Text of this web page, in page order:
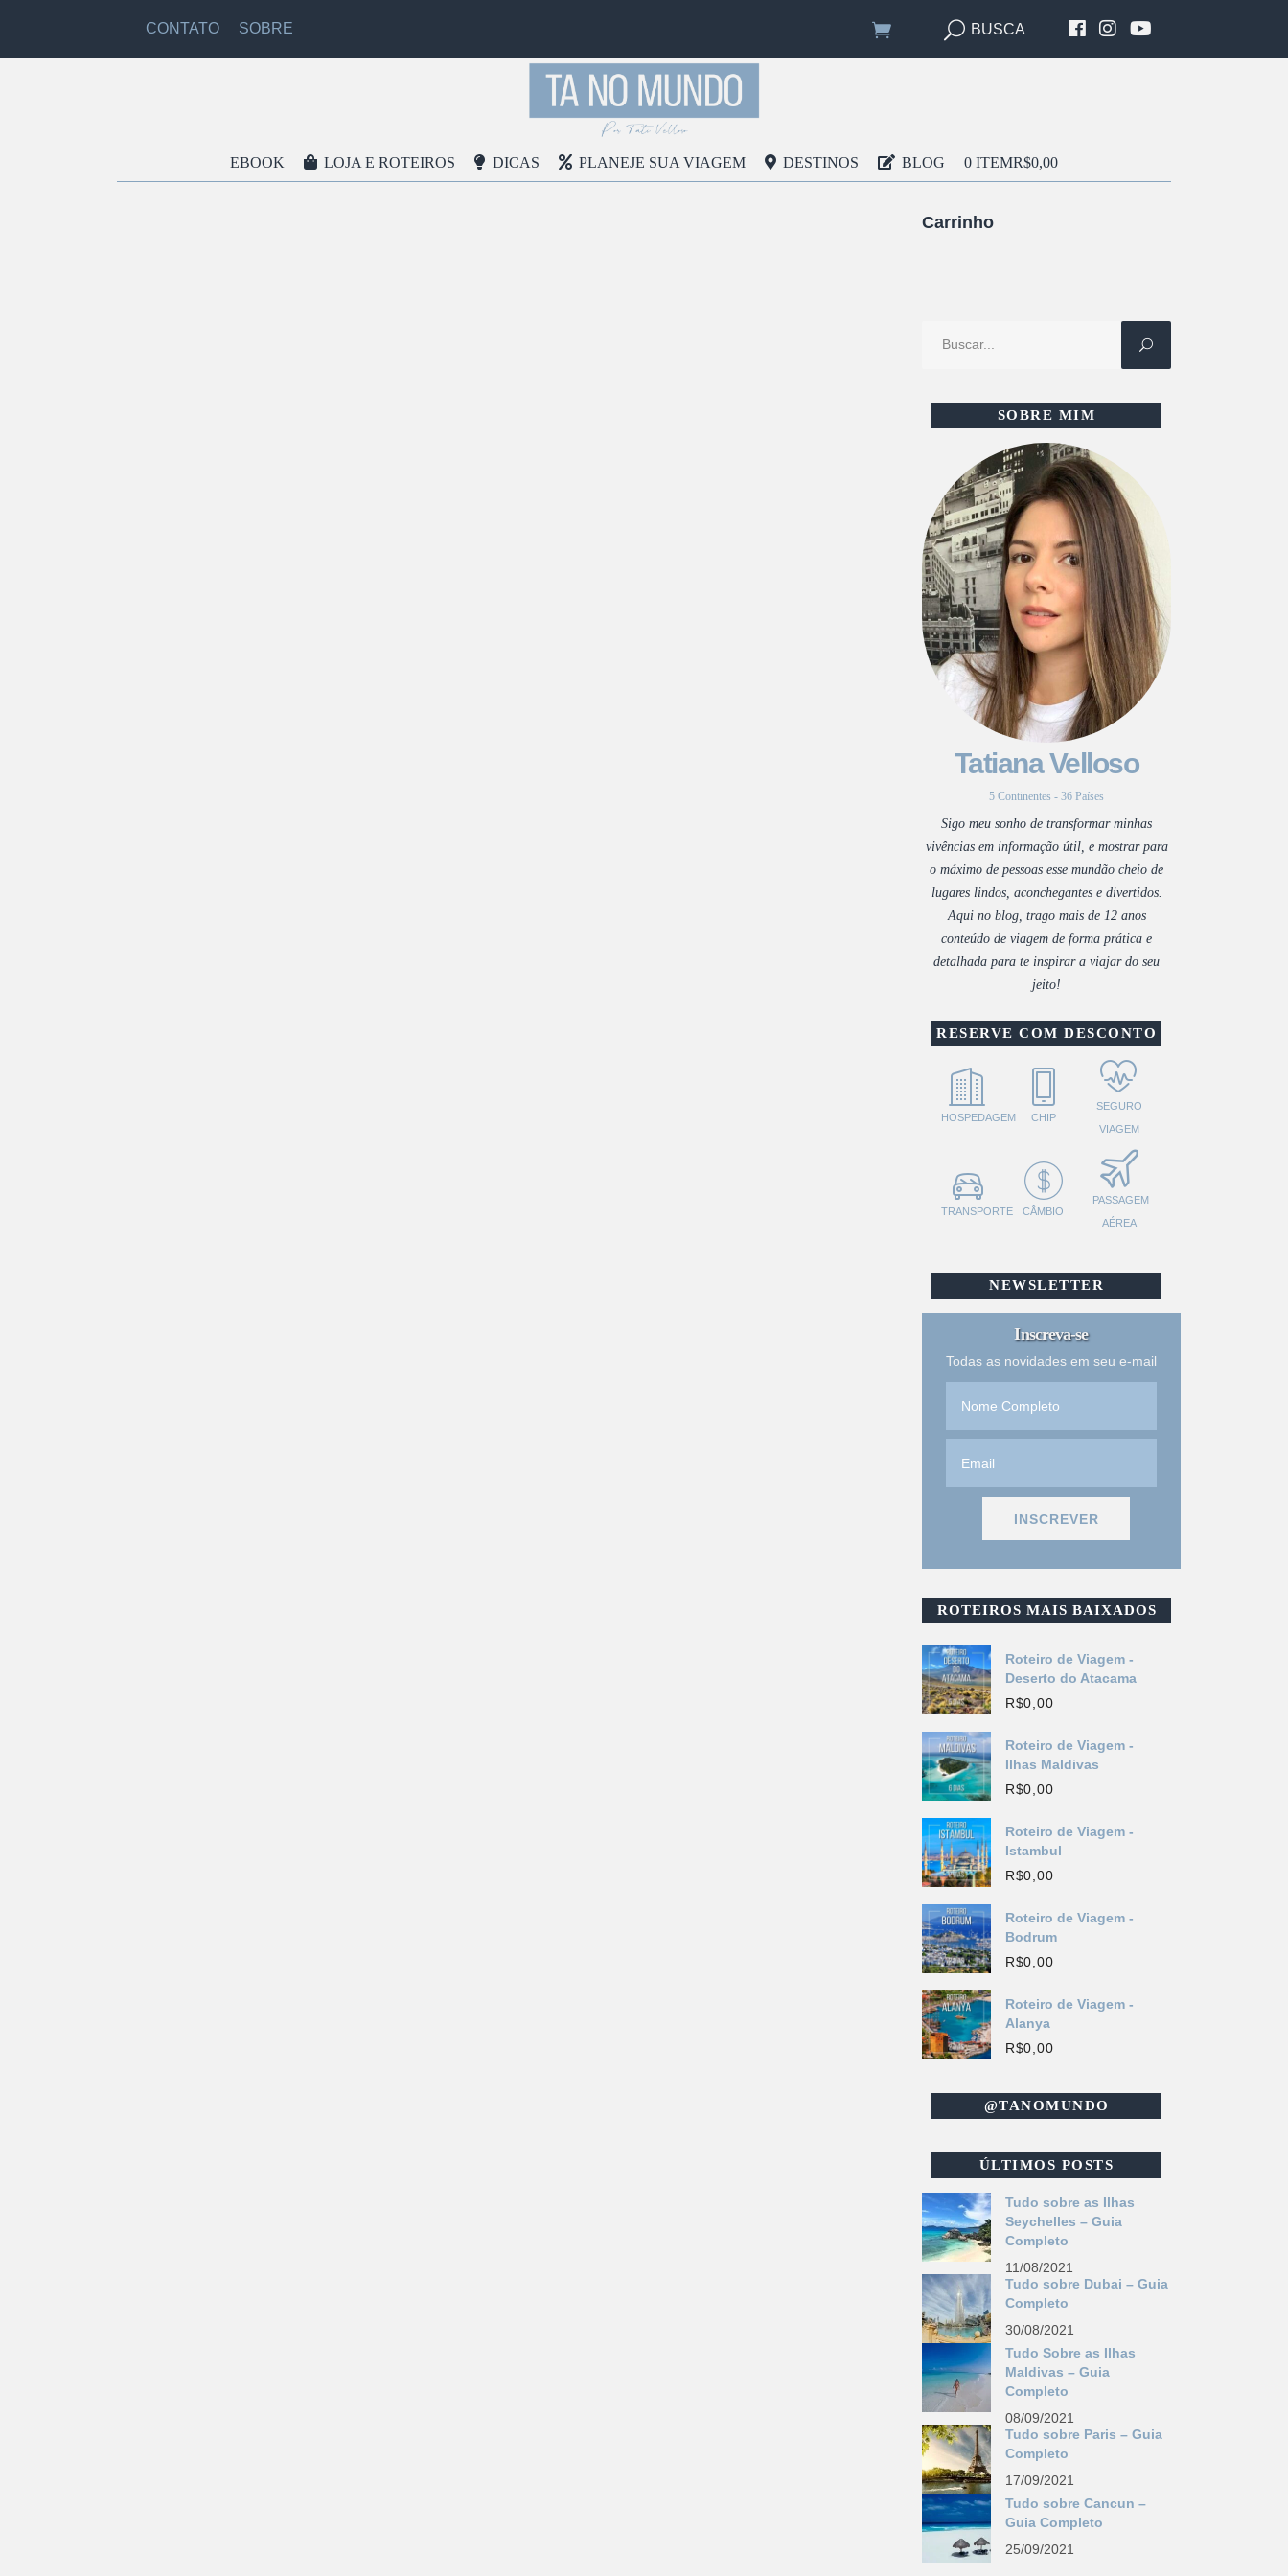
CONTATO SOBRE BUSCA
EBOOK LOJA E ROTEIROS DICAS PLANEJE SUA VIAGEM DESTINOS BLOG 0 ITEMR$0,00
Carrinho
SOBRE MIM
Tatiana Velloso
5 Continentes - 36 Países
Sigo meu sonho de transformar minhas
vivências em informação útil, e mostrar para
o máximo de pessoas esse mundão cheio de
lugares lindos, aconchegantes e divertidos.
Aqui no blog, trago mais de 12 anos
conteúdo de viagem de forma prática e
detalhada para te inspirar a viajar do seu
jeito!
RESERVE COM DESCONTO
HOSPEDAGEM CHIP
SEGURO
VIAGEM
TRANSPORTE CÂMBIO
PASSAGEM
AÉREA
NEWSLETTER
Inscreva-se
Todas as novidades em seu e-mail
ROTEIROS MAIS BAIXADOS
Roteiro de Viagem -
Deserto do Atacama
R$0,00
Roteiro de Viagem -
Ilhas Maldivas
R$0,00
Roteiro de Viagem -
Istambul
R$0,00
Roteiro de Viagem -
Bodrum
R$0,00
Roteiro de Viagem -
Alanya
R$0,00
@TANOMUNDO
ÚLTIMOS POSTS
Tudo sobre as Ilhas
Seychelles – Guia
Completo
11/08/2021
Tudo sobre Dubai – Guia
Completo
30/08/2021
Tudo Sobre as Ilhas
Maldivas – Guia
Completo
08/09/2021
Tudo sobre Paris – Guia
Completo
17/09/2021
Tudo sobre Cancun –
Guia Completo
25/09/2021